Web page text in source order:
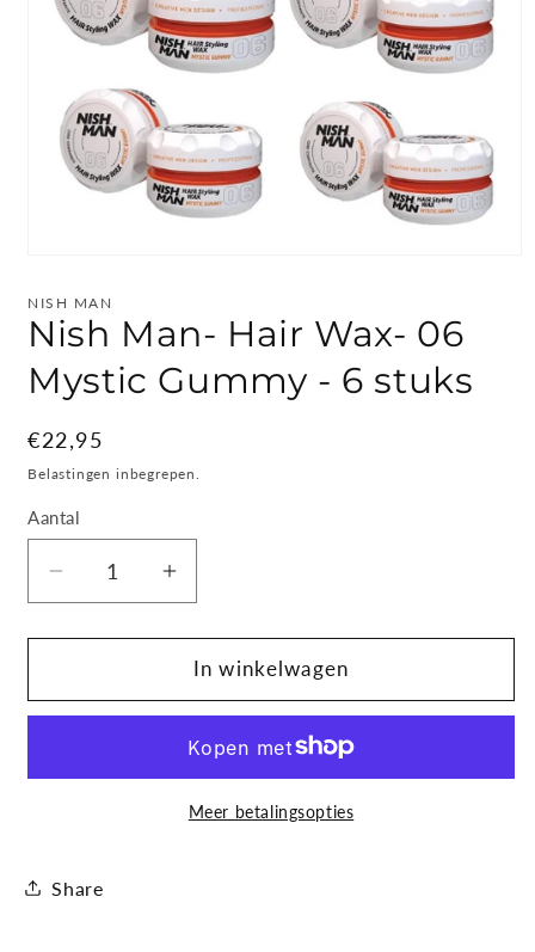
openen
modaal
NISH MAN
Nish Man- Hair Wax- 06
Mystic Gummy - 6 stuks
Normale
prijs
€22,95
Belastingen inbegrepen.
Aantal
Aantal
verlagen
voor
Man-
06
6
Aantal
verhogen
voor
Nish
Man-
Wax-
06
Mystic
In winkelwagen
Meer betalingsopties
Share